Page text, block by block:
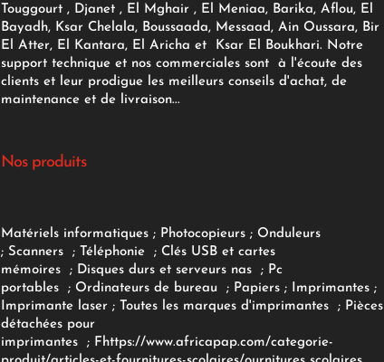
Touggourt , Djanet , El Mghair , El Meniaa, Barika, Aflou, El
Bayadh, Ksar Chelala, Boussaada, Messaad, Ain Oussara, Bir
El Atter, El Kantara, El Aricha et Ksar El Boukhari. Notre
support technique et nos commerciales sont à l'écoute des
clients et leur prodigue les meilleurs conseils d'achat, de
maintenance et de livraison...
Nos produits
Matériels informatiques; Photocopieurs; Onduleurs
; Scanners ; Téléphonie ; Clés USB et cartes
mémoires
; Disques durs et serveurs nas ; Pc
portables
; Ordinateurs de bureau ; Papiers; Imprimantes;
Imprimante laser; Toutes les marques d'imprimantes ; Pièces
détachées pour
imprimantes
; F https://www.africapap.com/categorie-